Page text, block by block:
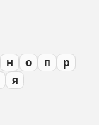
н о п
р
я